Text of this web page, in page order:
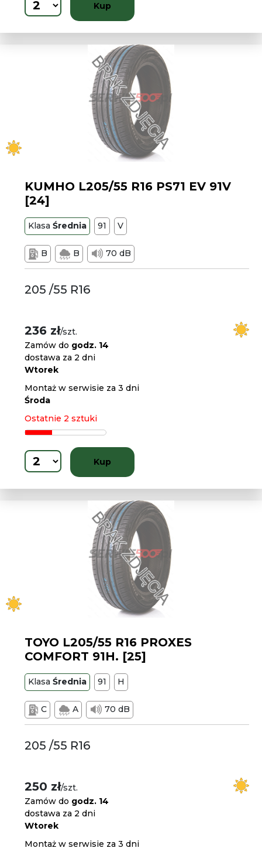
Kup
KUMHO L205/55 R16 PS71 EV 91V
[24]
KlasaŚrednia 91 V
B B 70 dB
205 /55 R16
236 zł/szt.
Zamów do godz. 14
dostawa za 2 dni
Wtorek
Montaż w serwisie za 3 dni
Środa
Ostatnie 2 sztuki
Kup
TOYO L205/55 R16 PROXES
COMFORT 91H. [25]
KlasaŚrednia 91 H
C A 70 dB
205 /55 R16
250 zł/szt.
Zamów do godz. 14
dostawa za 2 dni
Wtorek
Montaż w serwisie za 3 dni